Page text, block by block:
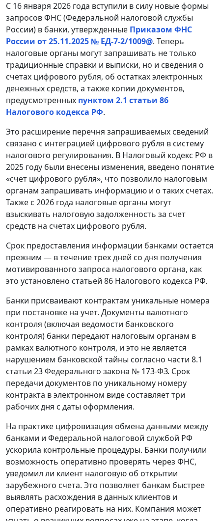
С 16 января 2026 года вступили в силу новые формы
запросов ФНС (Федеральной налоговой службы
России) в банки, утвержденные Приказом ФНС
России от 25.11.2025 № ЕД-7-2/1009@. Теперь
налоговые органы могут запрашивать не только
традиционные справки и выписки, но и сведения о
счетах цифрового рубля, об остатках электронных
денежных средств, а также копии документов,
предусмотренных пунктом 2.1 статьи 86
Налогового кодекса РФ.
Это расширение перечня запрашиваемых сведений
связано с интеграцией цифрового рубля в систему
налогового регулирования. В Налоговый кодекс РФ в
2025 году были внесены изменения, введено понятие
«счет цифрового рубля», что позволило налоговым
органам запрашивать информацию и о таких счетах.
Также с 2026 года налоговые органы могут
взыскивать налоговую задолженность за счет
средств на счетах цифрового рубля.
Срок предоставления информации банками остается
прежним — в течение трех дней со дня получения
мотивированного запроса налогового органа, как
это установлено статьей 86 Налогового кодекса РФ.
Банки присваивают контрактам уникальные номера
при постановке на учет. Документы валютного
контроля (включая ведомости банковского
контроля) банки передают налоговым органам в
рамках валютного контроля, и это не является
нарушением банковской тайны согласно части 8.1
статьи 23 Федерального закона № 173-ФЗ. Срок
передачи документов по уникальному номеру
контракта в электронном виде составляет три
рабочих дня с даты оформления.
На практике цифровизация обмена данными между
банками и Федеральной налоговой службой РФ
ускорила контрольные процедуры. Банки получили
возможность оперативно проверять через ФНС,
уведомил ли клиент налоговую об открытии
зарубежного счета. Это позволяет банкам быстрее
выявлять расхождения в данных клиентов и
оперативно реагировать на них. Компания может